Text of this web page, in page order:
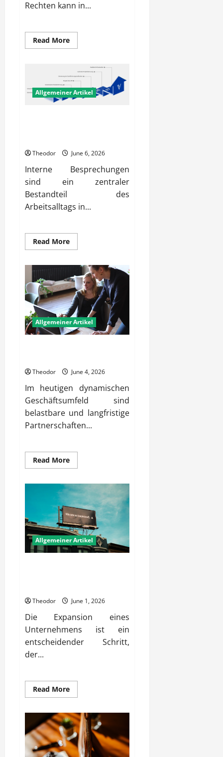
Rechten kann in...
Read MoreRead
more
Tauschvertrag
Ihre
Interessen
bei
einem
Allgemeiner Artikel
Theodor June 6, 2026
Interne Besprechungen
sind ein zentraler
Bestandteil des
Arbeitsalltags in...
Read MoreRead
more
erhöhen
Unternehmen
die
Wirksamkeit
interner
Besprechungen?
Allgemeiner Artikel
Theodor June 4, 2026
Im heutigen dynamischen
Geschäftsumfeld sind
belastbare und langfristige
Partnerschaften...
Read MoreRead
more
bauen
Firmen
belastbare
Partnerschaften
langfristig
auf?
Allgemeiner Artikel
Theodor June 1, 2026
Die Expansion eines
Unternehmens ist ein
entscheidender Schritt,
der...
Read MoreRead
more
entwickeln
Firmen
erfolgreiche
Konzepte
für
Expansion?